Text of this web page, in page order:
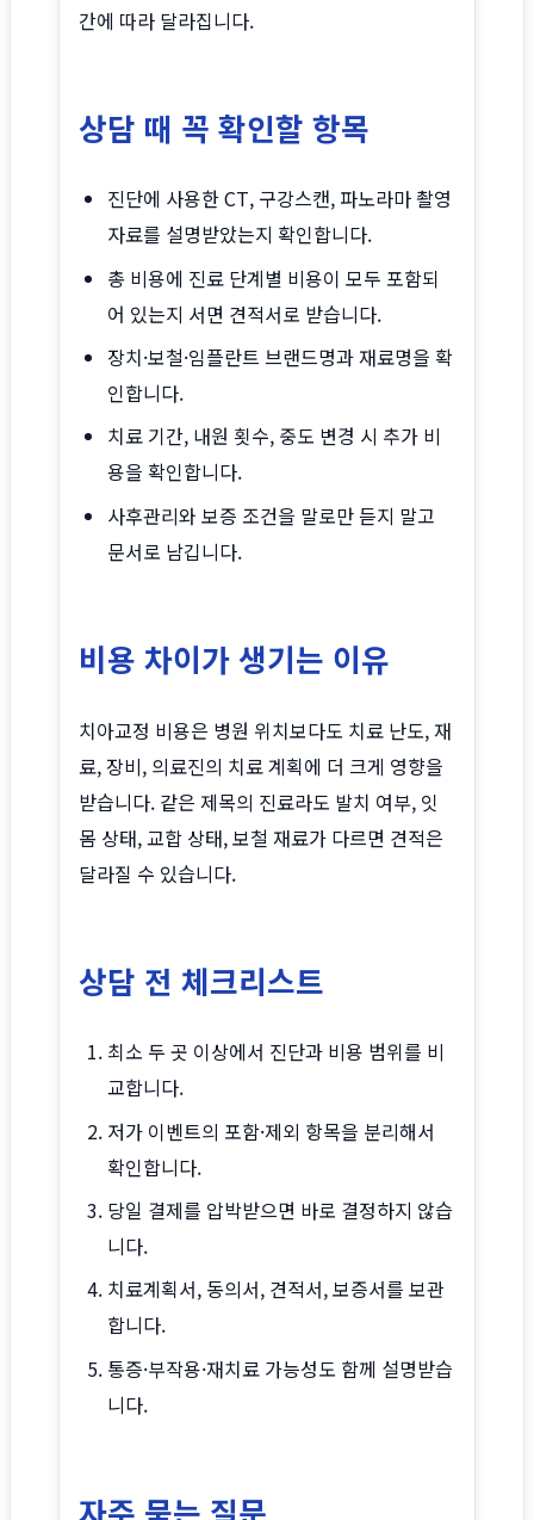
간에 따라 달라집니다.
상담 때 꼭 확인할 항목
진단에 사용한 CT, 구강스캔, 파노라마 촬영
자료를 설명받았는지 확인합니다.
총 비용에 진료 단계별 비용이 모두 포함되
어 있는지 서면 견적서로 받습니다.
장치·보철·임플란트 브랜드명과 재료명을 확
인합니다.
치료 기간, 내원 횟수, 중도 변경 시 추가 비
용을 확인합니다.
사후관리와 보증 조건을 말로만 듣지 말고
문서로 남깁니다.
비용 차이가 생기는 이유
치아교정 비용은 병원 위치보다도 치료 난도, 재
료, 장비, 의료진의 치료 계획에 더 크게 영향을
받습니다. 같은 제목의 진료라도 발치 여부, 잇
몸 상태, 교합 상태, 보철 재료가 다르면 견적은
달라질 수 있습니다.
상담 전 체크리스트
최소 두 곳 이상에서 진단과 비용 범위를 비
교합니다.
저가 이벤트의 포함·제외 항목을 분리해서
확인합니다.
당일 결제를 압박받으면 바로 결정하지 않습
니다.
치료계획서, 동의서, 견적서, 보증서를 보관
합니다.
통증·부작용·재치료 가능성도 함께 설명받습
니다.
자주 묻는 질문